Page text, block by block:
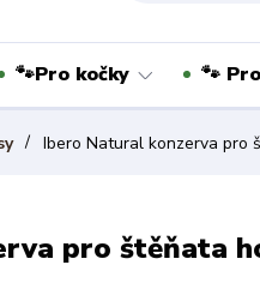
🐾Pro kočky 🐾
Ibero Natural konzerva pro
pro štěňata